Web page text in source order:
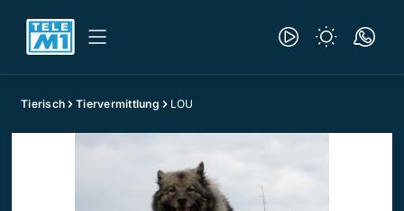
Tierisch Tiervermittlung LOU